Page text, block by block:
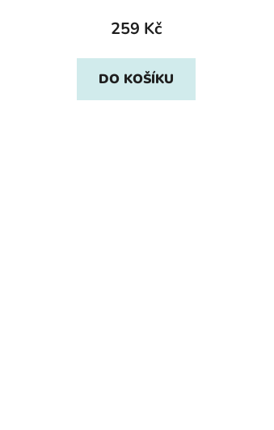
259 Kč
DO KOŠÍKU